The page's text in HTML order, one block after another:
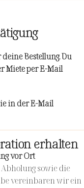
Bestellung. Du
Miete per E-Mail
in der E-Mail
erhalten
vor Ort
sowie die
vereinbaren wir ein